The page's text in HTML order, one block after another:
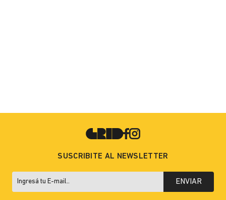
SUSCRIBITE AL NEWSLETTER
ENVIAR